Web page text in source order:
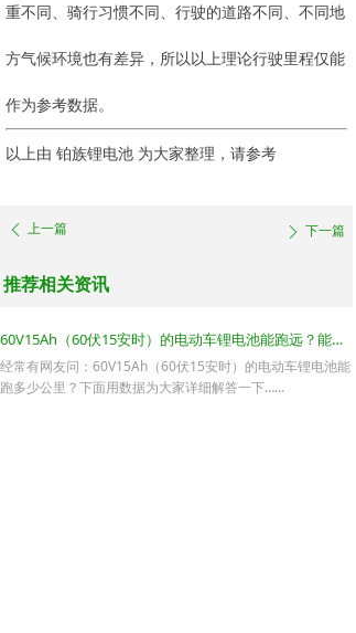
重不同、骑行习惯不同、行驶的道路不同、不同地
方气候环境也有差异，所以以上理论行驶里程仅能
作为参考数据。
以上由 铂族锂电池 为大家整理，请参考
ꄴ 上一篇 ꄲ 下一篇
60V15Ah（60伏15安时）的电动车锂电池能跑远？能跑多少公里？
经常有网友问：60V15Ah（60伏15安时）的电动车锂电池能
跑多少公里？下面用数据为大家详细解答一下……
推荐相关资讯